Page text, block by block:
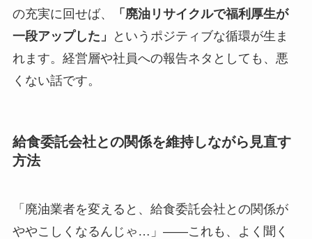
の充実に回せば、
「廃油リサイクルで福利厚生が
一段アップした」
というポジティブな循環が生ま
れます。経営層や社員への報告ネタとしても、悪
くない話です。
給食委託会社との関係を維持しながら見直す
方法
「廃油業者を変えると、給食委託会社との関係が
ややこしくなるんじゃ…」——これも、よく聞く